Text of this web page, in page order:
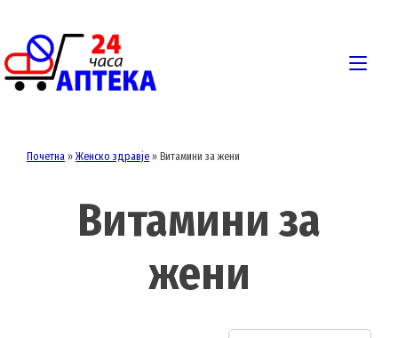
content
Почетна » Женско здравје » Витамини за жени
Витамини за
жени